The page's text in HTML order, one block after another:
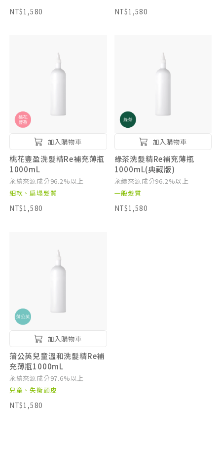
NT$1,580 NT$1,580
加入購物車
桃花豐盈洗髮精Re補充薄瓶
1000mL
永續來源成分96.2%以上
細軟、扁塌髮質
NT$1,580
加入購物車
綠茶洗髮精Re補充薄瓶
1000mL(典藏版)
永續來源成分96.2%以上
一般髮質
NT$1,580
加入購物車
蒲公英兒童溫和洗髮精Re補
充薄瓶1000mL
永續來源成分97.6%以上
兒童、失衡頭皮
NT$1,580